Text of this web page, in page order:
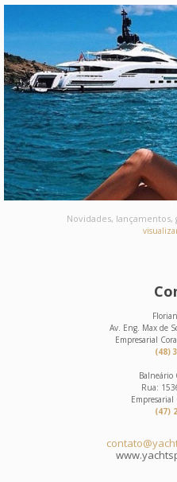
Novidades,
Av. Eng. Max de
Empresarial
(48)
Balneário
Rua:
(47)